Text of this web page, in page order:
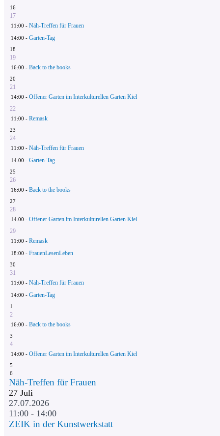
16
17
11:00 - Näh-Treffen für Frauen
14:00 - Garten-Tag
18
19
16:00 - Back to the books
20
21
14:00 - Offener Garten im Interkulturellen Garten Kiel
22
11:00 - Remask
23
24
11:00 - Näh-Treffen für Frauen
14:00 - Garten-Tag
25
26
16:00 - Back to the books
27
28
14:00 - Offener Garten im Interkulturellen Garten Kiel
29
11:00 - Remask
18:00 - FrauenLesenLeben
30
31
11:00 - Näh-Treffen für Frauen
14:00 - Garten-Tag
1
2
16:00 - Back to the books
3
4
14:00 - Offener Garten im Interkulturellen Garten Kiel
5
6
Näh-Treffen für Frauen
27 Juli
27.07.2026
11:00 - 14:00
ZEIK in der Kunstwerkstatt